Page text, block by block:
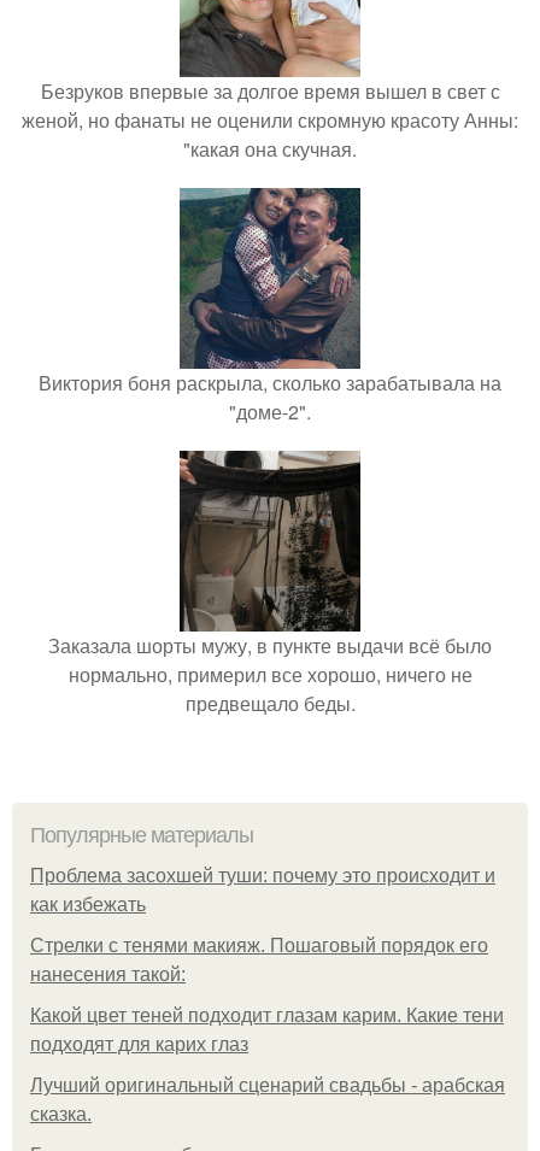
Безруков впервые за долгое время вышел в свет с
женой, но фанаты не оценили скромную красоту Анны:
"какая она скучная.
Виктория боня раскрыла, сколько зарабатывала на
"доме-2".
Заказала шорты мужу, в пункте выдачи всё было
нормально, примерил все хорошо, ничего не
предвещало беды.
Популярные материалы
Проблема засохшей туши: почему это происходит и
как избежать
Стрелки с тенями макияж. Пошаговый порядок его
нанесения такой:
Какой цвет теней подходит глазам карим. Какие тени
подходят для карих глаз
Лучший оригинальный сценарий свадьбы - арабская
сказка.